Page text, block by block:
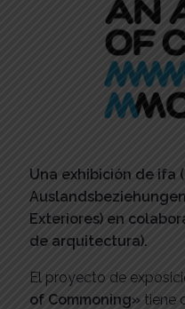
Una exhibición de ifa
Exteriores) en
de arquitectura).
El proyecto de
of Commoning» tiene